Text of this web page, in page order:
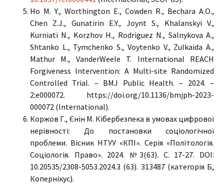
Ho M. Y., Worthington E., Cowden R., Bechara A.O.,
Chen Z.J., Gunatirin E.Y., Joynt S., Khalanskyi V.,
Kurniati N., Korzhov H., Rodriguez N., Salnykova A.,
Shtanko L., Tymchenko S., Voytenko V., Zulkaida A.,
Mathur M., VanderWeele T. International REACH
Forgiveness Intervention: A Multi-site Randomized
Controlled Trial. – BMJ Public Health. – 2024. –
2:e000072. https://doi.org/10.1136/bmjph-2023-
000072 (International).
Коржов Г., Єнін М. Кібербезпека в умовах цифрової
нерівності: До постановки соціологічної
проблеми. Вісник НТУУ «КПІ». Серія «Політологія.
Соціологія. Право». 2024. №3(63). C. 17-27. DOI:
10.20535/2308-5053.2024.3 (63). 313487 (категорія Б,
Копернікус).